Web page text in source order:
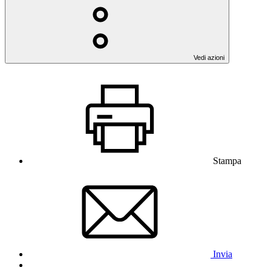
Vedi azioni
Stampa
Invia